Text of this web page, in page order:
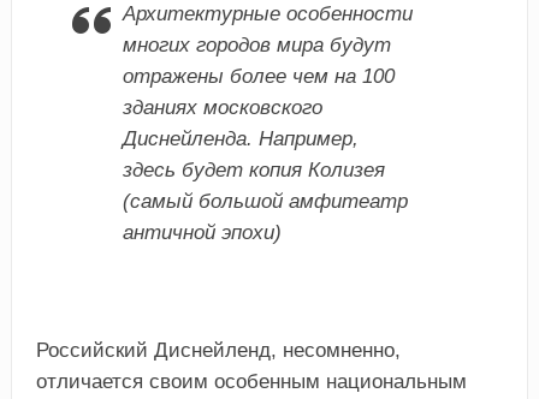
Архитектурные особенности
многих городов мира будут
отражены более чем на 100
зданиях московского
Диснейленда. Например,
здесь будет копия Колизея
(самый большой амфитеатр
античной эпохи)
Российский Диснейленд, несомненно,
отличается своим особенным национальным